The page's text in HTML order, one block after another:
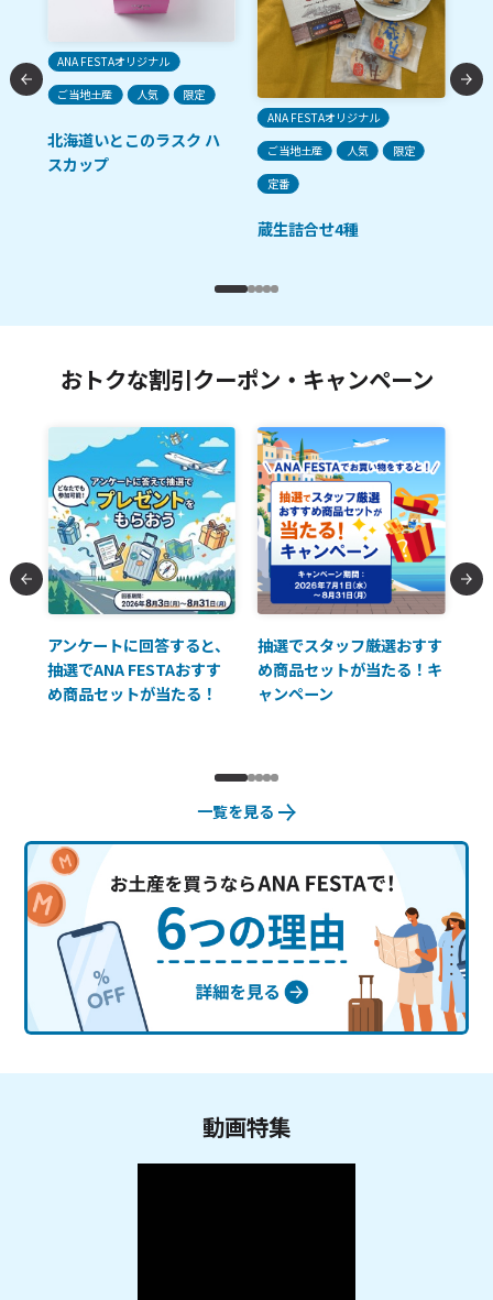
ANA FESTAオリジナル
ご当地土産
人気 限定
北海道いとこのラスク ハ
スカップ
ANA FESTAオリジナル
ご当地土産
人気
限定
定番
蔵生詰合せ4種
おトクな割引クーポン・キャンペーン
アンケートに回答すると、
抽選でANA FESTAおすす
め商品セットが当たる！
抽選でスタッフ厳選おすす
め商品セットが当たる！キ
ャンペーン
一覧を見る
動画特集